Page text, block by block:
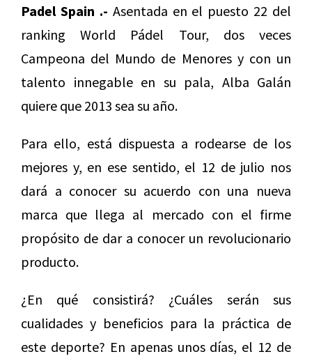
Padel Spain .- Asentada en el puesto 22 del
ranking World Pádel Tour, dos veces
Campeona del Mundo de Menores y con un
talento innegable en su pala, Alba Galán
quiere que 2013 sea su año.
Para ello, está dispuesta a rodearse de los
mejores y, en ese sentido, el 12 de julio nos
dará a conocer su acuerdo con una nueva
marca que llega al mercado con el firme
propósito de dar a conocer un revolucionario
producto.
¿En qué consistirá? ¿Cuáles serán sus
cualidades y beneficios para la práctica de
este deporte? En apenas unos días, el 12 de